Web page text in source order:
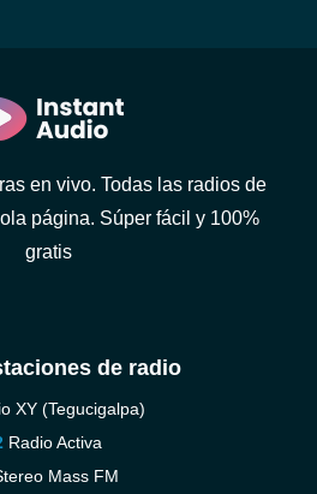
en vivo. Todas las radios de
página. Súper fácil y 100%
gratis
de radio
XY (Tegucigalpa)
Radio Activa
Mass FM